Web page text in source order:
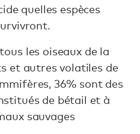
quelles espèces
les oiseaux de la
et autres volatiles de
36% sont des
de bétail et à
sauvages